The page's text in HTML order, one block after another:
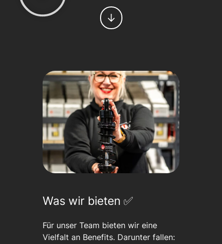
↓
Was wir bieten ✅️
Für unser Team bieten wir eine
Vielfalt an Benefits. Darunter fallen: